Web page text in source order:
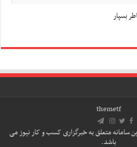
بسپار
themetf
سامانه متعلق به خبرگزاری کسب و کار نیوز می
باشد.